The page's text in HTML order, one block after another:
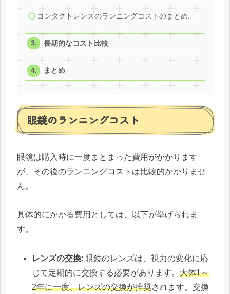
コンタクトレンズのランニングコストのまとめ:
長期的なコスト比較
まとめ
眼鏡のランニングコスト
眼鏡は購入時に一度まとまった費用がかかります
が、その後のランニングコストは比較的かかりませ
ん。
具体的にかかる費用としては、以下が挙げられま
す。
レンズの交換: 眼鏡のレンズは、視力の変化に応
じて定期的に交換する必要があります。大体1～
2年に一度、レンズの交換が推奨されます。交換